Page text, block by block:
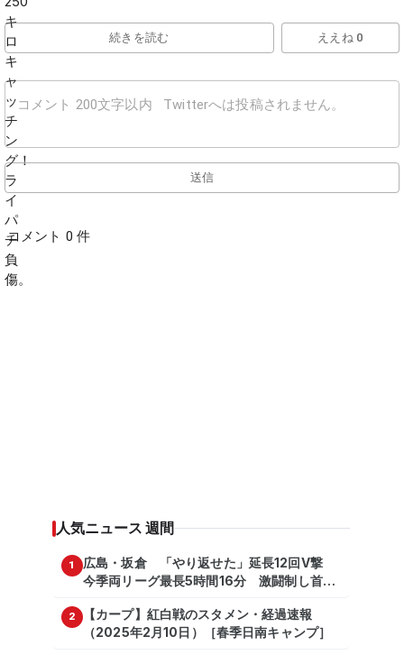
続きを読む ええね 0
送信
コメント 0 件
人気ニュース 週間
1
広島・坂倉 「やり返せた」延長12回V撃
今季両リーグ最長5時間16分 激闘制し首位
2
【カープ】紅白戦のスタメン・経過速報
（2025年2月10日）［春季日南キャンプ］